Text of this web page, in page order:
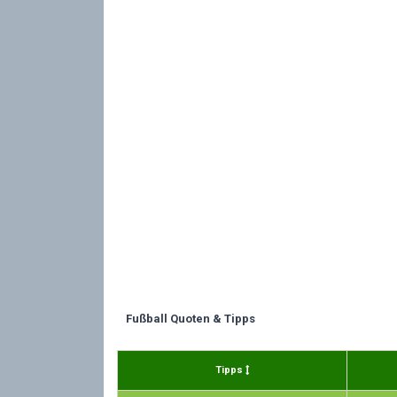
Fußball Quoten & Tipps
Tipps